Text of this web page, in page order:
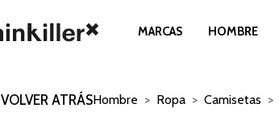
MARCAS HOMBRE
VOLVER ATRÁSHombre Ropa Camisetas